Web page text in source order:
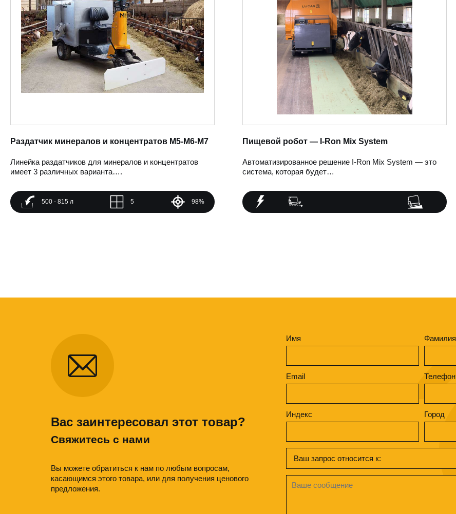
Раздатчик минералов и концентратов M5-M6-M7
Линейка раздатчиков для минералов и концентратов
имеет 3 различных варианта….
500 - 815 л 5 98%
Пищевой робот — I-Ron Mix System
Автоматизированное решение I-Ron Mix System — это
система, которая будет…
Вас заинтересовал этот товар?
Свяжитесь с нами
Вы можете обратиться к нам по любым вопросам,
касающимся этого товара, или для получения ценового
предложения.
Имя Фамилия
Email Телефон
Индекс Город